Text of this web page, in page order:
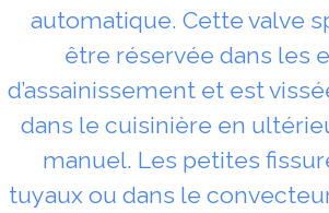
automatique. Cette valve
être réservée dans les
d’assainissement et est
dans le cuisinière en
manuel. Les petites
tuyaux ou dans le